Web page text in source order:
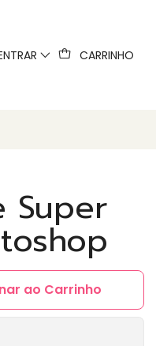
CARRINHO
Super
ao Carrinho